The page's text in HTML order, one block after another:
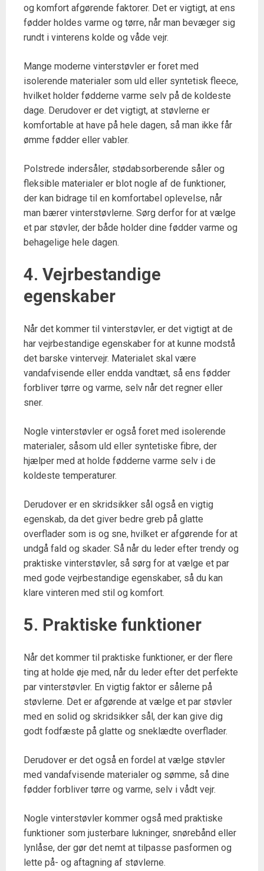
og komfort afgørende faktorer. Det er vigtigt, at ens
fødder holdes varme og tørre, når man bevæger sig
rundt i vinterens kolde og våde vejr.
Mange moderne vinterstøvler er foret med
isolerende materialer som uld eller syntetisk fleece,
hvilket holder fødderne varme selv på de koldeste
dage. Derudover er det vigtigt, at støvlerne er
komfortable at have på hele dagen, så man ikke får
ømme fødder eller vabler.
Polstrede indersåler, stødabsorberende såler og
fleksible materialer er blot nogle af de funktioner,
der kan bidrage til en komfortabel oplevelse, når
man bærer vinterstøvlerne. Sørg derfor for at vælge
et par støvler, der både holder dine fødder varme og
behagelige hele dagen.
4. Vejrbestandige
egenskaber
Når det kommer til vinterstøvler, er det vigtigt at de
har vejrbestandige egenskaber for at kunne modstå
det barske vintervejr. Materialet skal være
vandafvisende eller endda vandtæt, så ens fødder
forbliver tørre og varme, selv når det regner eller
sner.
Nogle vinterstøvler er også foret med isolerende
materialer, såsom uld eller syntetiske fibre, der
hjælper med at holde fødderne varme selv i de
koldeste temperaturer.
Derudover er en skridsikker sål også en vigtig
egenskab, da det giver bedre greb på glatte
overflader som is og sne, hvilket er afgørende for at
undgå fald og skader. Så når du leder efter trendy og
praktiske vinterstøvler, så sørg for at vælge et par
med gode vejrbestandige egenskaber, så du kan
klare vinteren med stil og komfort.
5. Praktiske funktioner
Når det kommer til praktiske funktioner, er der flere
ting at holde øje med, når du leder efter det perfekte
par vinterstøvler. En vigtig faktor er sålerne på
støvlerne. Det er afgørende at vælge et par støvler
med en solid og skridsikker sål, der kan give dig
godt fodfæste på glatte og sneklædte overflader.
Derudover er det også en fordel at vælge støvler
med vandafvisende materialer og sømme, så dine
fødder forbliver tørre og varme, selv i vådt vejr.
Nogle vinterstøvler kommer også med praktiske
funktioner som justerbare lukninger, snørebånd eller
lynlåse, der gør det nemt at tilpasse pasformen og
lette på- og aftagning af støvlerne.